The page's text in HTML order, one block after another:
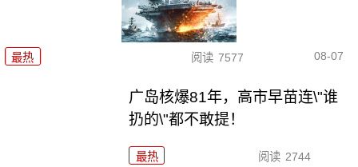
最热 阅读 7577 08-07
广岛核爆81年，高市早苗连\"谁
扔的\"都不敢提！
最热 阅读 2744